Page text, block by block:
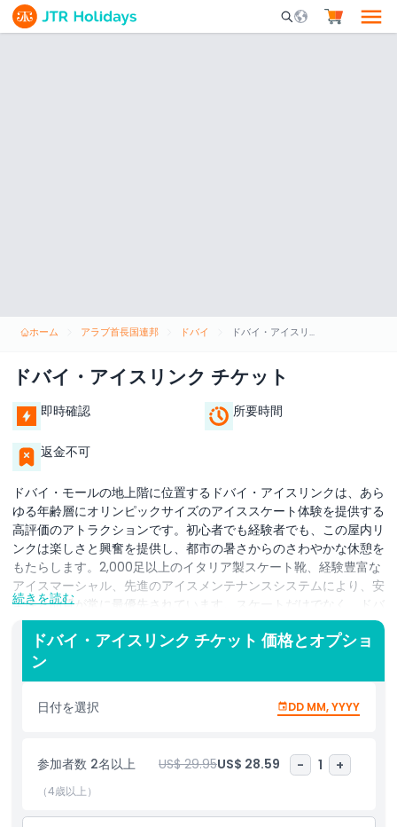
Mobile Search
ホーム アラブ首長国連邦 ドバイ ドバイ・アイスリンク チケット
ドバイ・アイスリンク チケット
即時確認 所要時間
返金不可
ドバイ・モールの地上階に位置するドバイ・アイスリンクは、あら
ゆる年齢層にオリンピックサイズのアイススケート体験を提供する
高評価のアトラクションです。初心者でも経験者でも、この屋内リ
ンクは楽しさと興奮を提供し、都市の暑さからのさわやかな休憩を
もたらします。2,000足以上のイタリア製スケート靴、経験豊富な
アイスマーシャル、先進のアイスメンテナンスシステムにより、安
全性と品質が常に最優先されています。スケートだけでなく、ドバ
イ・アイスリンクはにぎやかな社交のハブにもなっています。来場
者はDJナイト、ディスコセッション、スノーフォールスケーティ
ング、アイスゴルフ、さらにはアイスホッケーを楽しめます。新た
に開始されたドバイ・アイスリンク・スケーティングアカデミー
（DIRSA）は、初めての方から上級フィギュアスケーターまで、あ
らゆるレベルの方へプロのコーチングを提供します。リンクは誕生
ーツホッケーリーグのトーナメントを含むライブスポーツの上映会
など、活気ある会場にも変身します。カフェやエンターテインメン
トに囲まれた環境にあり、家族連れ、観光客、地元の方々にとって
続きを読む
ドバイ・アイスリンク チケット 価格とオプショ
ン
日付を選択 DD MM, YYYY
参加者数 2名以上 US$ 29.95US$ 28.59 - 1 +
（4歳以上）